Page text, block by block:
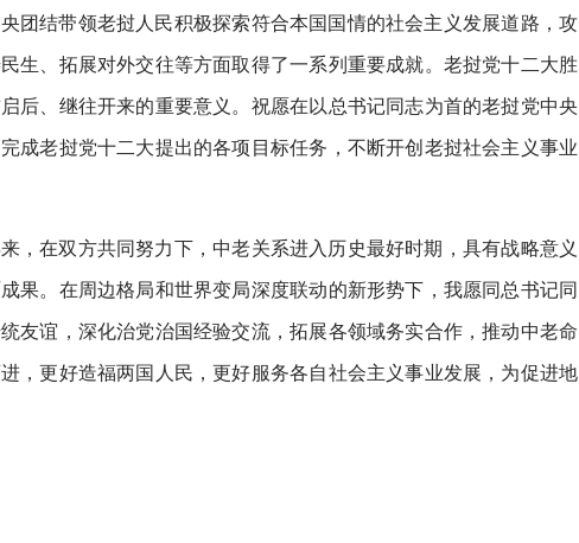
团结带领老挝人民积极探索符合本国国情的社会主义发展道路，攻
生、拓展对外交往等方面取得了一系列重要成就。老挝党十二大胜
后、继往开来的重要意义。祝愿在以总书记同志为首的老挝党中央
成老挝党十二大提出的各项目标任务，不断开创老挝社会主义事业
，在双方共同努力下，中老关系进入历史最好时期，具有战略意义
果。在周边格局和世界变局深度联动的新形势下，我愿同总书记同
友谊，深化治党治国经验交流，拓展各领域务实合作，推动中老命
，更好造福两国人民，更好服务各自社会主义事业发展，为促进地